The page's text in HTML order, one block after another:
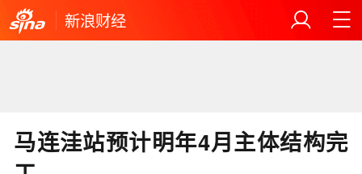
新浪财经
马连洼站预计明年4月主体结构完